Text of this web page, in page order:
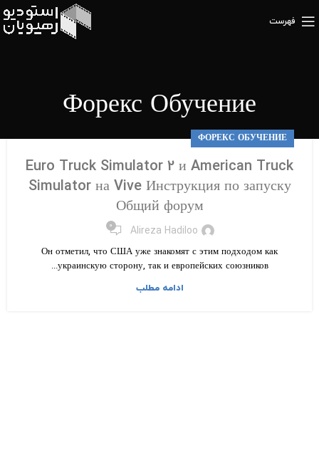
فهرست
Форекс Обучение
ФОРЕКС ОБУЧЕНИЕ
Euro Truck Simulator 2 и American Truck
Simulator на Vive Инструкция по запуску
Общий форум
Alireza Hadiloo ۰
Он отметил, что США уже знакомят с этим подходом как
украинскую сторону, так и европейских союзников...
ادامه مطلب